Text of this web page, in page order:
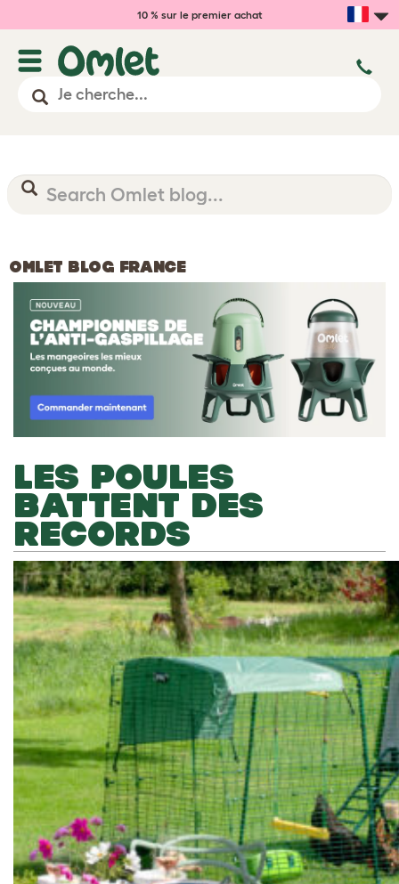
10 % sur le premier achat
OMLET BLOG FRANCE
LES POULES
BATTENT DES
RECORDS